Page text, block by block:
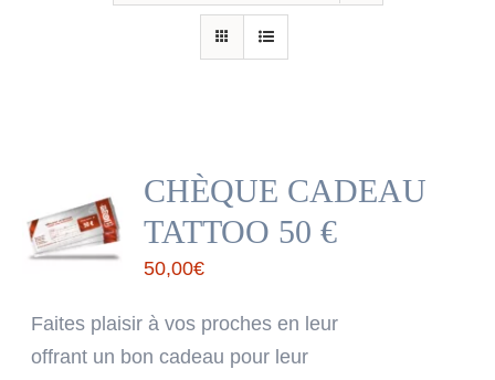
CHÈQUE CADEAU
TATTOO 50 €
50,00€
Faites plaisir à vos proches en leur
offrant un bon cadeau pour leur